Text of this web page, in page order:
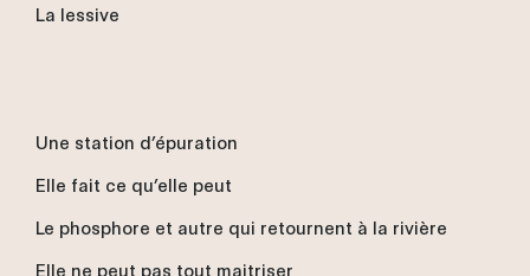
La lessive
Une station d’épuration
Elle fait ce qu’elle peut
Le phosphore et autre qui retournent à la rivière
Elle ne peut pas tout maitriser